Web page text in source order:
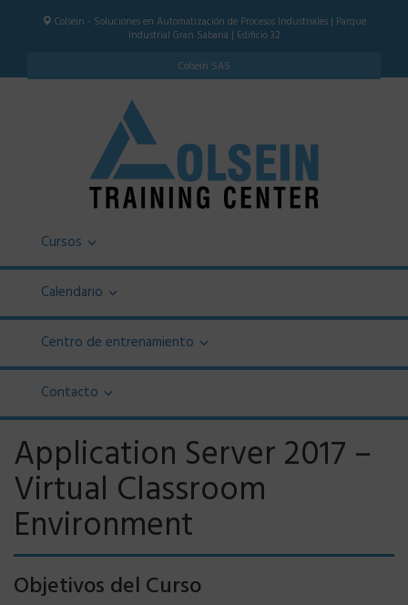
Colsein - Soluciones en Automatización de Procesos Industriales | Parque
Industrial Gran Sabana | Edificio 32
Colsein SAS
Cursos
Calendario
Centro de entrenamiento
Contacto
Application Server 2017 –
Virtual Classroom
Environment
Objetivos del Curso